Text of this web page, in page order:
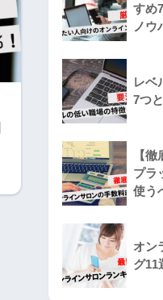
すめ
ノウ
レベ
7つ
【
プラ
使う
オン
グ11